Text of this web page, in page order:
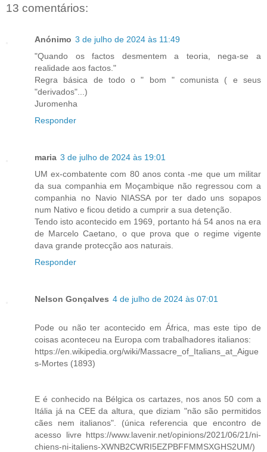
13 comentários:
Anónimo 3 de julho de 2024 às 11:49
"Quando os factos desmentem a teoria, nega-se a
realidade aos factos."
Regra básica de todo o " bom " comunista ( e seus
"derivados"...)
Juromenha
Responder
maria 3 de julho de 2024 às 19:01
UM ex-combatente com 80 anos conta -me que um militar
da sua companhia em Moçambique não regressou com a
companhia no Navio NIASSA por ter dado uns sopapos
num Nativo e ficou detido a cumprir a sua detenção.
Tendo isto acontecido em 1969, portanto há 54 anos na era
de Marcelo Caetano, o que prova que o regime vigente
dava grande protecção aos naturais.
Responder
Nelson Gonçalves 4 de julho de 2024 às 07:01
Pode ou não ter acontecido em África, mas este tipo de
coisas aconteceu na Europa com trabalhadores italianos:
https://en.wikipedia.org/wiki/Massacre_of_Italians_at_Aigue
s-Mortes (1893)
E é conhecido na Bélgica os cartazes, nos anos 50 com a
Itália já na CEE da altura, que diziam "não são permitidos
cães nem italianos". (única referencia que encontro de
acesso livre https://www.lavenir.net/opinions/2021/06/21/ni-
chiens-ni-italiens-XWNB2CWRI5EZPBFFMMSXGHS2UM/)